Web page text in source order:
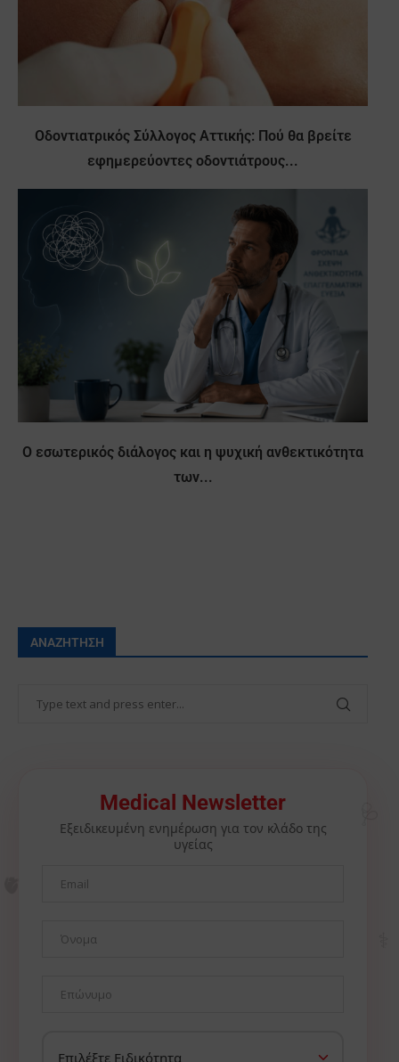
Οδοντιατρικός Σύλλογος Αττικής: Πού θα βρείτε
εφημερεύοντες οδοντιάτρους...
Ο εσωτερικός διάλογος και η ψυχική ανθεκτικότητα
των...
ΑΝΑΖΉΤΗΣΗ
Medical Newsletter
Εξειδικευμένη ενημέρωση για τον κλάδο της
υγείας